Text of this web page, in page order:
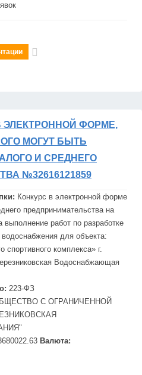
ЭЛЕКТРОННОЙ ФОРМЕ,
МОГУТ БЫТЬ
И СРЕДНЕГО
№32616121859
Конкурс в электронной форме
предпринимательства на
выполнение работ по разработке
для объекта:
спортивного комплекса» г.
Водоснабжающая
223-ФЗ
С ОГРАНИЧЕННОЙ
Валюта: